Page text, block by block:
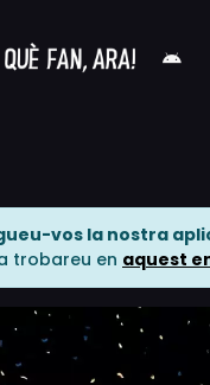
vos la nostra
trobareu en aquest